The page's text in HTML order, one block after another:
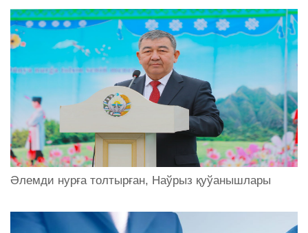
Әлемди нурға толтырған, Наўрыз қуўанышлары